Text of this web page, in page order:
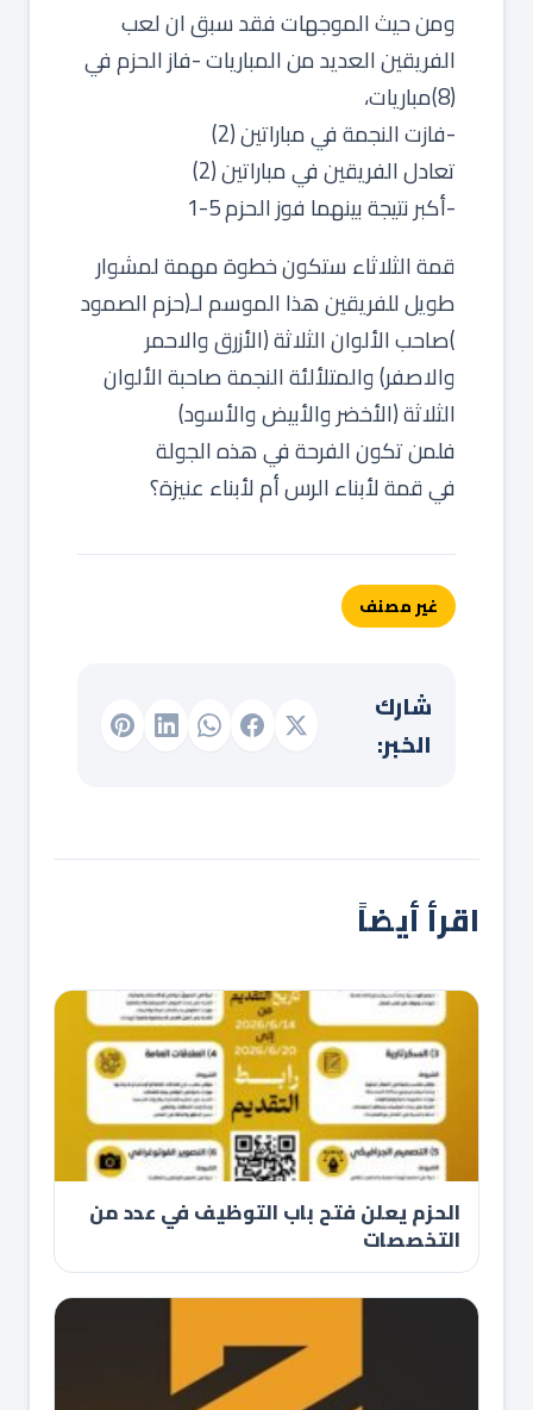
ومن حيث الموجهات فقد سبق ان لعب
الفريقين العديد من المباريات -فاز الحزم في
(8)مباريات،
-فازت النجمة في مباراتين (2)
تعادل الفريقين في مباراتين (2)
-أكبر نتيجة بينهما فوز الحزم 5-1
قمة الثلاثاء ستكون خطوة مهمة لمشوار
طويل للفريقين هذا الموسم لـ(حزم الصمود
)صاحب الألوان الثلاثة (الأزرق والاحمر
والاصفر) والمتلألئة النجمة ‏صاحبة الألوان
الثلاثة (الأخضر والأبيض والأسود)
فلمن تكون الفرحة في هذه الجولة
في قمة لأبناء الرس أم لأبناء عنيزة؟
غير مصنف
شارك
الخبر:
اقرأ أيضاً
الحزم يعلن فتح باب التوظيف في عدد من
التخصصات